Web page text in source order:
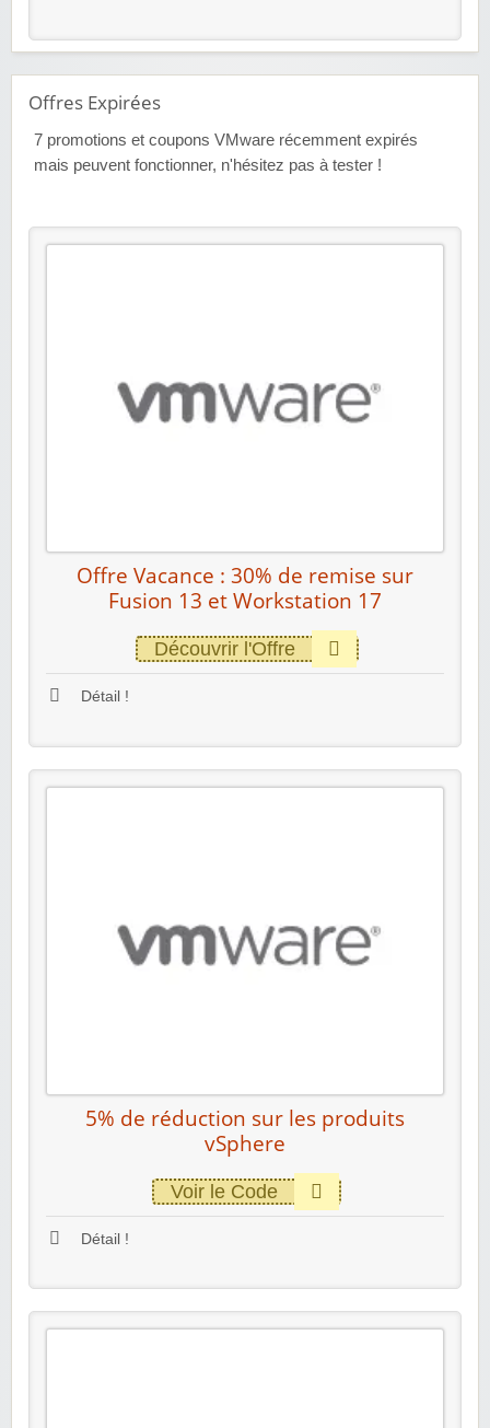
Offres Expirées
7 promotions et coupons VMware récemment expirés
mais peuvent fonctionner, n'hésitez pas à tester !
Offre Vacance : 30% de remise sur
Fusion 13 et Workstation 17
Découvrir l'Offre
Détail !
5% de réduction sur les produits
vSphere
Voir le Code
Détail !